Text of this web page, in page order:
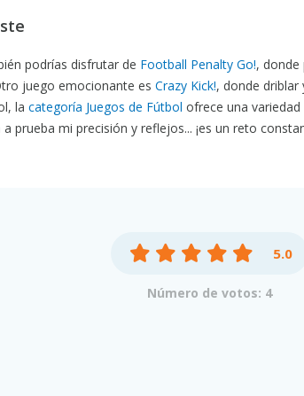
podrías disfrutar de Football Penalty Go!, donde
juego emocionante es Crazy Kick!, donde driblar
la categoría Juegos de Fútbol ofrece una
prueba mi precisión y reflejos... ¡es un reto
5.0
Número de votos: 4